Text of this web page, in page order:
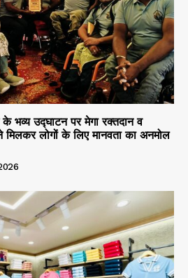
भव्य उद्घाटन पर मेगा रक्तदान व
मिलकर लोगों के लिए मानवता का अनमोल